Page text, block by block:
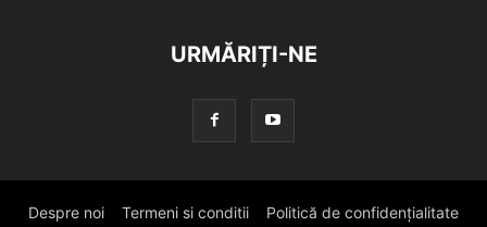
URMĂRIȚI-NE
Despre noi Termeni si conditii Politică de confidențialitate